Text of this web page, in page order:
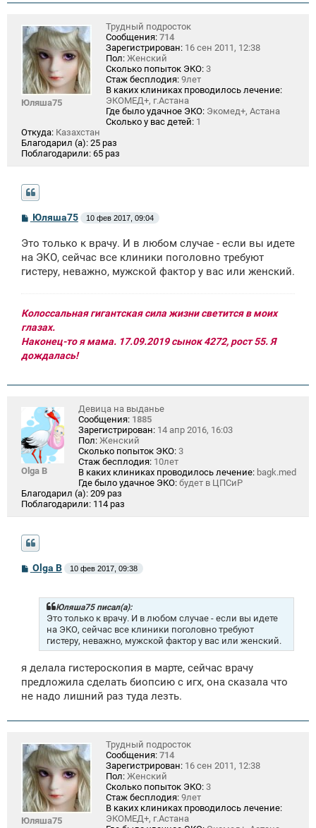
Юляша75
Трудный подросток
Сообщения: 714
Зарегистрирован: 16 сен 2011, 12:38
Пол: Женский
Сколько попыток ЭКО: 3
Стаж бесплодия: 9лет
В каких клиниках проводилось лечение:
ЭКОМЕД+, г.Астана
Где было удачное ЭКО: Экомед+, Астана
Сколько у вас детей: 1
Откуда: Казахстан
Благодарил (а): 25 раз
Поблагодарили: 65 раз
С
б
щ
н
Юляша75 10 фев 2017, 09:04
Это только к врачу. И в любом случае - если вы идете
на ЭКО, сейчас все клиники поголовно требуют
гистеру, неважно, мужской фактор у вас или женский.
Колоссальная гигантская сила жизни светится в моих
глазах.
Наконец-то я мама. 17.09.2019 сынок 4272, рост 55. Я
дождалась!
Olga B
Девица на выданье
Сообщения: 1885
Зарегистрирован: 14 апр 2016, 16:03
Пол: Женский
Сколько попыток ЭКО: 3
Стаж бесплодия: 10лет
В каких клиниках проводилось лечение: bagk.med
Где было удачное ЭКО: будет в ЦПСиР
Благодарил (а): 209 раз
Поблагодарили: 114 раз
С
о
Olga B 10 фев 2017, 09:38
Юляша75 писал(а):
Это только к врачу. И в любом случае - если вы идете
на ЭКО, сейчас все клиники поголовно требуют
гистеру, неважно, мужской фактор у вас или женский.
я делала гистероскопия в марте, сейчас врачу
предложила сделать биопсию с игх, она сказала что
не надо лишний раз туда лезть.
Юляша75
Трудный подросток
Сообщения: 714
Зарегистрирован: 16 сен 2011, 12:38
Пол: Женский
Сколько попыток ЭКО: 3
Стаж бесплодия: 9лет
В каких клиниках проводилось лечение:
ЭКОМЕД+, г.Астана